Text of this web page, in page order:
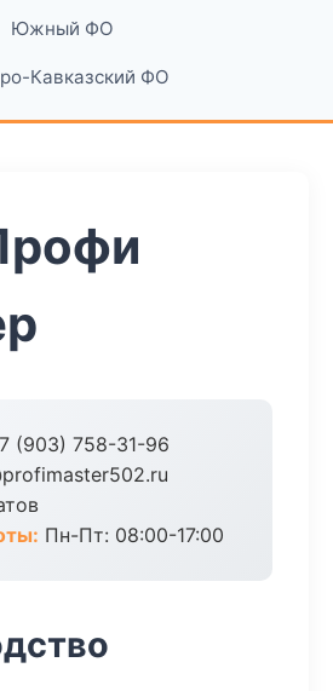
Южный ФО
Кавказский ФО
(903) 758-31-96
Пн-Пт: 08:00-17:00